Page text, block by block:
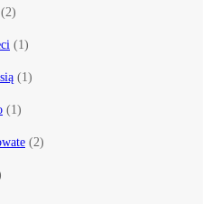
(2)
(1)
(1)
(1)
(2)